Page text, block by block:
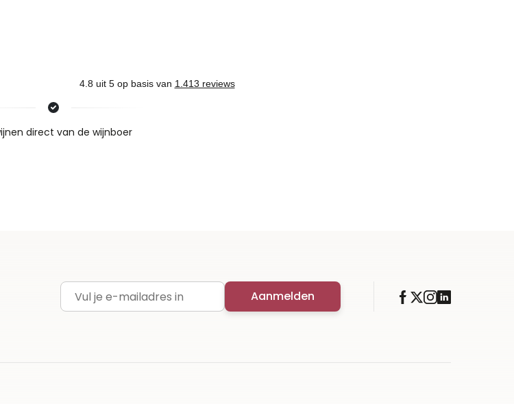
& inspiratie in Vineé Vineuse
direct van de wijnboer
12.00 uur besteld, morgen in huis
E-mailadres Aanmelden